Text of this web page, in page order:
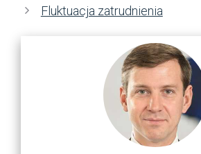
Fluktuacja zatrudnienia